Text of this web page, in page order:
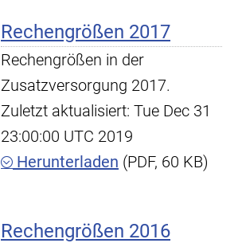
Rechengrößen 2017
Rechengrößen in der
Zusatzversorgung 2017.
Zuletzt aktualisiert: Tue Dec 31
23:00:00 UTC 2019
Herunterladen (PDF, 60 KB)
Rechengrößen 2016